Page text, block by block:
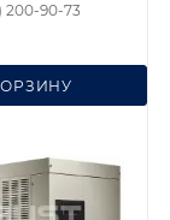
200-90-73